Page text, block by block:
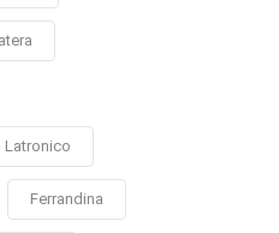
Latronico
Ferrandina